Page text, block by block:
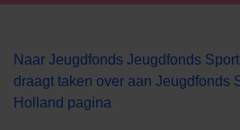
Naar Jeugdfonds Jeugdfonds
draagt taken over aan Jeugdfonds
Holland pagina